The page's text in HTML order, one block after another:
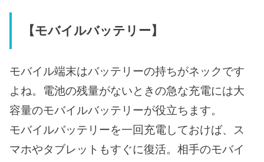
【モバイルバッテリー】
モバイル端末はバッテリーの持ちがネックです
よね。電池の残量がないときの急な充電には大
容量のモバイルバッテリーが役立ちます。
モバイルバッテリーを一回充電しておけば、ス
マホやタブレットもすぐに復活。相手のモバイ